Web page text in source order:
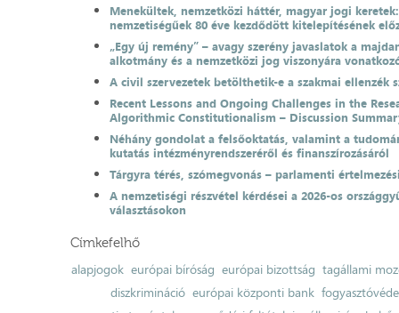
Menekültek, nemzetközi háttér, magyar jogi
nemzetiségűek 80 éve kezdődött kitelepítésének
„Egy új remény” – avagy szerény javaslatok a
alkotmány és a nemzetközi jog viszonyára
A civil szervezetek betölthetik-e a szakmai ellenzék
Recent Lessons and Ongoing Challenges in the
Algorithmic Constitutionalism – Discussion
Néhány gondolat a felsőoktatás, valamint a
kutatás intézményrendszeréről és finanszírozásáról
Tárgyra térés, szómegvonás – parlamenti
A nemzetiségi részvétel kérdései a 2026-os
választásokon
Címkefelhő
alapjogok európai bíróság európai bizottság tagállami
diszkrimináció európai központi bank